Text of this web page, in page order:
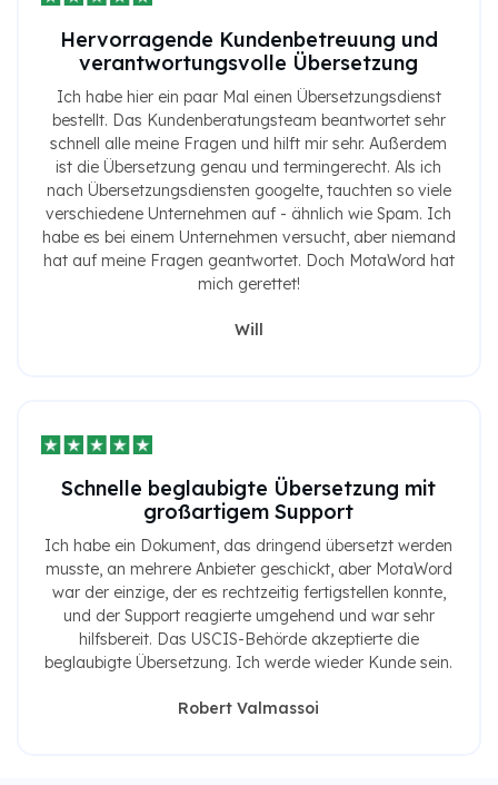
Hervorragende Kundenbetreuung und
verantwortungsvolle Übersetzung
Ich habe hier ein paar Mal einen Übersetzungsdienst
bestellt. Das Kundenberatungsteam beantwortet sehr
schnell alle meine Fragen und hilft mir sehr. Außerdem
ist die Übersetzung genau und termingerecht. Als ich
nach Übersetzungsdiensten googelte, tauchten so viele
verschiedene Unternehmen auf - ähnlich wie Spam. Ich
habe es bei einem Unternehmen versucht, aber niemand
hat auf meine Fragen geantwortet. Doch MotaWord hat
mich gerettet!
Will
Schnelle beglaubigte Übersetzung mit
großartigem Support
Ich habe ein Dokument, das dringend übersetzt werden
musste, an mehrere Anbieter geschickt, aber MotaWord
war der einzige, der es rechtzeitig fertigstellen konnte,
und der Support reagierte umgehend und war sehr
hilfsbereit. Das USCIS-Behörde akzeptierte die
beglaubigte Übersetzung. Ich werde wieder Kunde sein.
Robert Valmassoi